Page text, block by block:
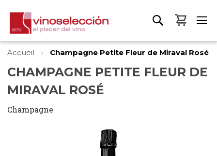
Mon
Accueil Champagne Petite Fleur de Miraval Rosé
CHAMPAGNE PETITE FLEUR DE
MIRAVAL ROSÉ
Champagne